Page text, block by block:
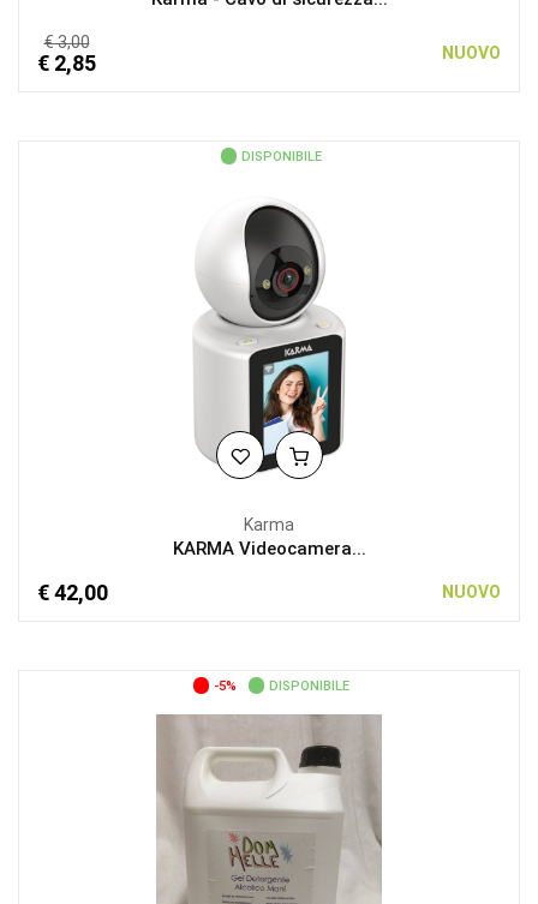
€ 3,00
€ 2,85 NUOVO
DISPONIBILE
Karma
KARMA Videocamera...
€ 42,00 NUOVO
-5% DISPONIBILE